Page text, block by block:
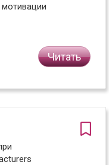
Читать